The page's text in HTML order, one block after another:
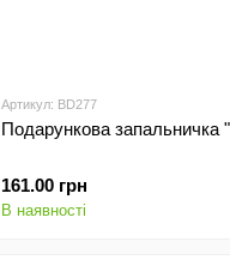
Артикул: BD277
Подарункова
161.00 грн
В наявності